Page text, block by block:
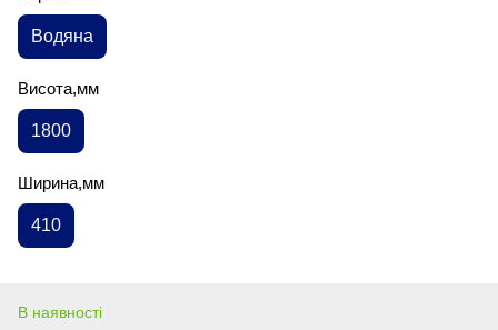
Водяна
Висота,мм
1800
Ширина,мм
410
В наявності